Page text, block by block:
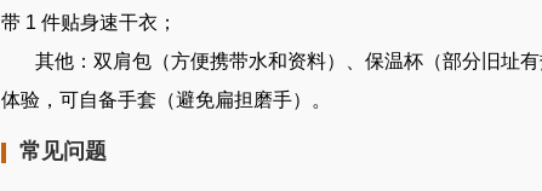
带 1 件贴身速干衣；
其他：双肩包（方便携带水和资料）、保温杯（部分旧址
体验，可自备手套（避免扁担磨手）。
常见问题